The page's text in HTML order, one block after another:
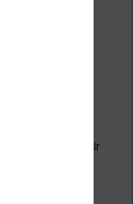
vous allez voir
: Ebook